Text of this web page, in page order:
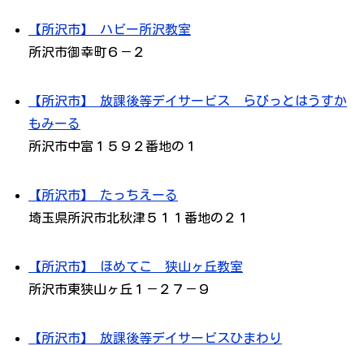
【所沢市】 ハビー所沢教室
所沢市御幸町６－２
【所沢市】 放課後等デイサービス らびっとはうすか
もみーる
所沢市中富１５９２番地の１
【所沢市】 たっちえーる
埼玉県所沢市北秋津５１１番地の２１
【所沢市】 ほめてこ 狭山ヶ丘教室
所沢市東狭山ヶ丘１－２７－９
【所沢市】 放課後等デイサービスひまわり